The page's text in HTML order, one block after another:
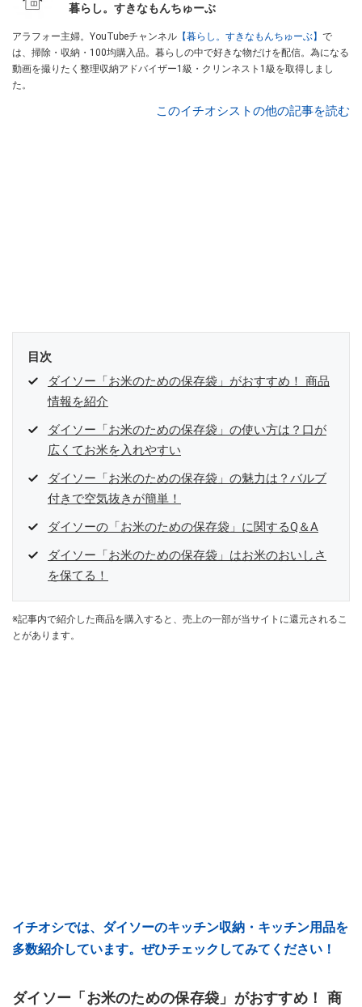
暮らし。すきなもんちゅーぶ
アラフォー主婦。YouTubeチャンネル 【暮らし。すきなもんちゅーぶ】 で
は、掃除・収納・100均購入品。暮らしの中で好きな物だけを配信。為になる
動画を撮りたく整理収納アドバイザー1級・クリンネスト1級を取得しまし
た。
このイチオシストの他の記事を読む
目次
ダイソー「お米のための保存袋」がおすすめ！ 商品
情報を紹介
ダイソー「お米のための保存袋」の使い方は？口が
広くてお米を入れやすい
ダイソー「お米のための保存袋」の魅力は？バルブ
付きで空気抜きが簡単！
ダイソーの「お米のための保存袋」に関するQ＆A
ダイソー「お米のための保存袋」はお米のおいしさ
を保てる！
※記事内で紹介した商品を購入すると、売上の一部が当サイトに還元されるこ
とがあります。
イチオシでは、ダイソーのキッチン収納・キッチン用品を
多数紹介しています。ぜひチェックしてみてください！
ダイソー「お米のための保存袋」がおすすめ！ 商